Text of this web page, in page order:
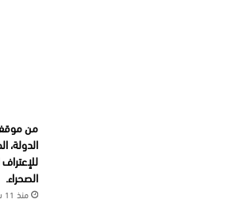
من
الدولة،
الصحراء.
منذ 11 ساعة